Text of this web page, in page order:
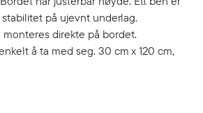
på ujevnt underlag.
direkte på bordet.
å ta med seg. 30 cm x 120 cm,